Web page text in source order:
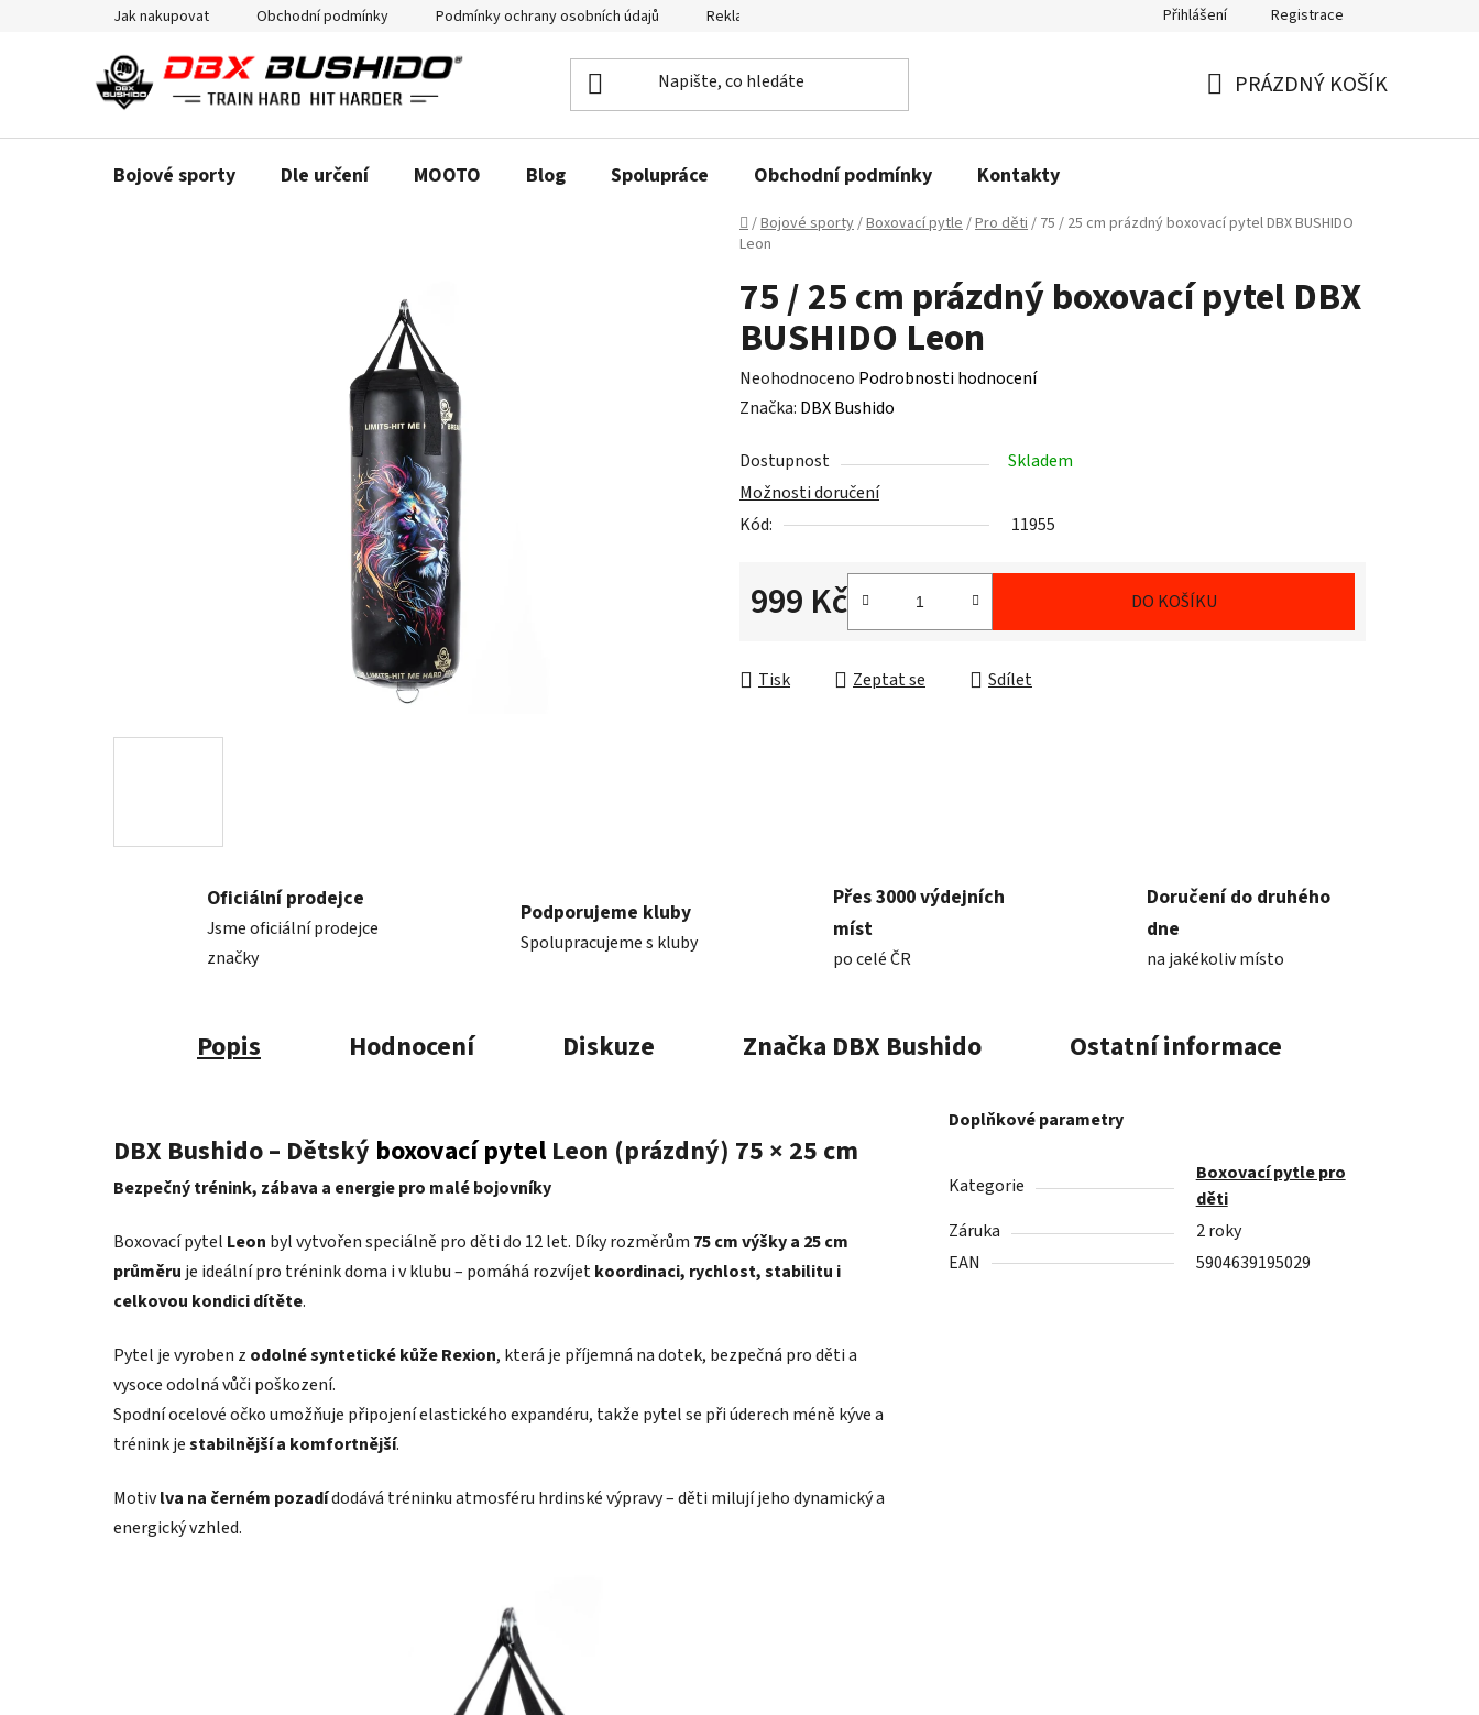
Jak nakupovat Obchodní podmínky Podmínky ochrany osobních údajů Reklamační řád a odstoupení od smlouvy Politika používání cookiesPřihlášení Registrace
PRÁZDNÝ KOŠÍK
Bojové sporty Dle určení MOOTO Blog Spolupráce Obchodní podmínky Kontakty
Domů
/Bojové sporty/Boxovací pytle/Pro děti/ 75 / 25 cm prázdný boxovací pytel DBX BUSHIDO
Leon
75 / 25 cm prázdný boxovací pytel DBX
BUSHIDO Leon
Průměrné
hodnocení
je
0,0
z
hvězdiček.
Neohodnoceno Podrobnosti hodnocení
Značka: DBX Bushido
Dostupnost
Skladem
Možnosti doručení
Kód:
11955
999 Kč DO KOŠÍKU
Tisk Zeptat se Sdílet
Oficiální prodejce
Jsme oficiální prodejce
značky
Podporujeme kluby
Spolupracujeme s kluby
Přes 3000 výdejních
míst
po celé ČR
Doručení do druhého
dne
na jakékoliv místo
Popis Hodnocení Diskuze Značka DBX Bushido Ostatní informace
DBX Bushido – Dětský boxovací pytel Leon (prázdný) 75 × 25 cm
Bezpečný trénink, zábava a energie pro malé bojovníky
Boxovací pytel Leon byl vytvořen speciálně pro děti do 12 let. Díky rozměrům 75 cm výšky a 25 cm
průměru je ideální pro trénink doma i v klubu – pomáhá rozvíjetkoordinaci, rychlost, stabilitu i
celkovou kondici dítěte.
Pytel je vyroben z odolné syntetické kůže Rexion, která je příjemná na dotek, bezpečná pro děti a
vysoce odolná vůči poškození.
Spodní ocelové očko umožňuje připojení elastického expandéru, takže pytel se při úderech méně kýve a
trénink jestabilnější a komfortnější.
Motivlva na černém pozadídodává tréninku atmosféru hrdinské výpravy – děti milují jeho dynamický a
energický vzhled.
Doplňkové parametry
Kategorie
Boxovací pytle pro
děti
Záruka
2 roky
EAN
5904639195029